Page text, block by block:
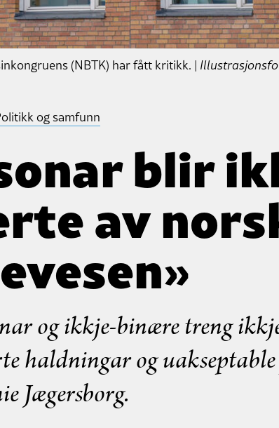
(NBTK) har fått kritikk. |
og samfunn
blir
av
og ikkje-binære treng
haldningar og
Jægersborg.